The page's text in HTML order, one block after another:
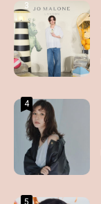
3
4
3
4
3
4